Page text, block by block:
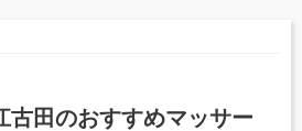
古田のおすすめマッサー